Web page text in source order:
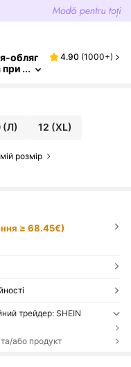
обляг
при
4.90 (1000+)
(Л) 12 (XL)
розмір
≥ 68.45€)
трейдер: SHEIN
або продукт